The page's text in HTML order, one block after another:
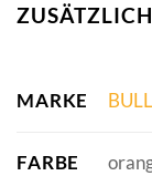
MARKE
FARBE